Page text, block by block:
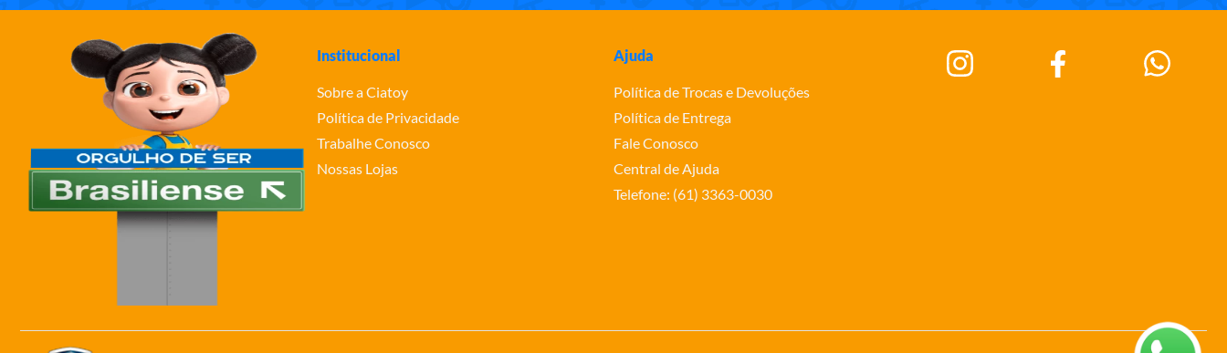
Institucional
Sobre a Ciatoy
Política de Privacidade
Trabalhe Conosco
Nossas Lojas
Ajuda
Política de Trocas e Devoluções
Política de Entrega
Fale Conosco
Central de Ajuda
Telefone: (61) 3363-0030